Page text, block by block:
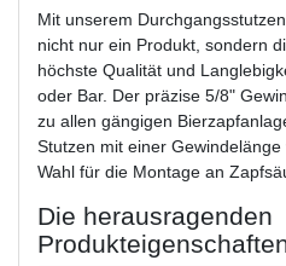
Mit unserem
nicht nur ein Produkt, sondern
höchste Qualität und
oder Bar. Der präzise 5/8"
zu allen gängigen
Stutzen mit einer
Wahl für die Montage an
Die herausragenden